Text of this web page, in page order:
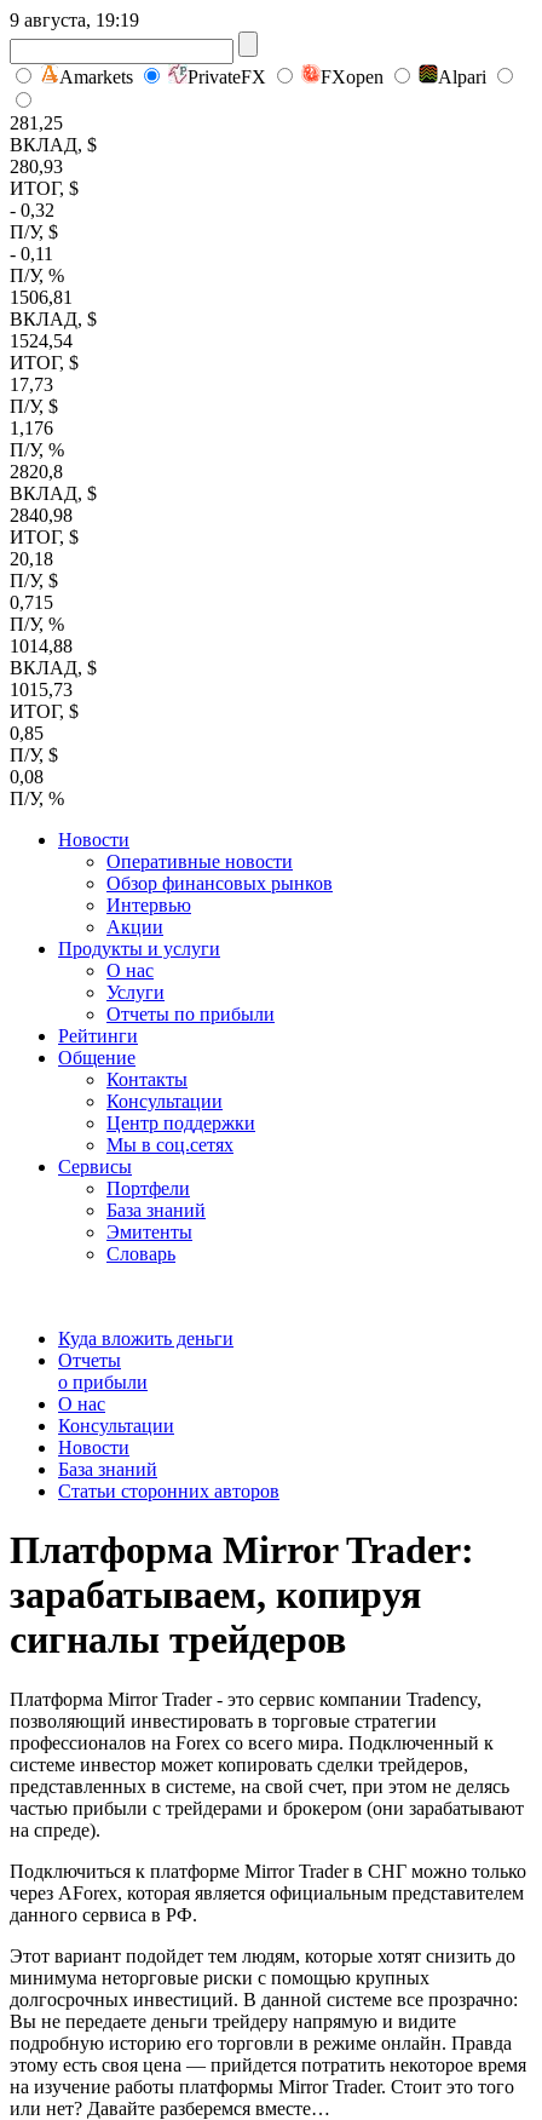
9 августа, 19:19
Amarkets PrivateFX FXopen Alpari
281,25
ВКЛАД, $
280,93
ИТОГ, $
- 0,32
П/У, $
- 0,11
П/У, %
1506,81
ВКЛАД, $
1524,54
ИТОГ, $
17,73
П/У, $
1,176
П/У, %
2820,8
ВКЛАД, $
2840,98
ИТОГ, $
20,18
П/У, $
0,715
П/У, %
1014,88
ВКЛАД, $
1015,73
ИТОГ, $
0,85
П/У, $
0,08
П/У, %
Новости
Оперативные новости
Обзор финансовых рынков
Интервью
Акции
Продукты и услуги
О нас
Услуги
Отчеты по прибыли
Рейтинги
Общение
Контакты
Консультации
Центр поддержки
Мы в соц.сетях
Сервисы
Портфели
База знаний
Эмитенты
Словарь
Куда вложить деньги
Отчеты
о прибыли
О нас
Консультации
Новости
База знаний
Статьи сторонних авторов
Платформа Mirror Trader:
зарабатываем, копируя
сигналы трейдеров
Платформа Mirror Trader - это сервис компании Tradency,
позволяющий инвестировать в торговые стратегии
профессионалов на Forex со всего мира. Подключенный к
системе инвестор может копировать сделки трейдеров,
представленных в системе, на свой счет, при этом не делясь
частью прибыли с трейдерами и брокером (они зарабатывают
на спреде).
Подключиться к платформе Mirror Trader в СНГ можно только
через AForex, которая является официальным представителем
данного сервиса в РФ.
Этот вариант подойдет тем людям, которые хотят снизить до
минимума неторговые риски с помощью крупных
долгосрочных инвестиций. В данной системе все прозрачно:
Вы не передаете деньги трейдеру напрямую и видите
подробную историю его торговли в режиме онлайн. Правда
этому есть своя цена — прийдется потратить некоторое время
на изучение работы платформы Mirror Trader. Стоит это того
или нет? Давайте разберемся вместе…